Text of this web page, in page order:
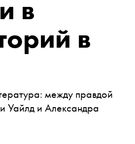
в
в
между правдой
Уайлд и Александра